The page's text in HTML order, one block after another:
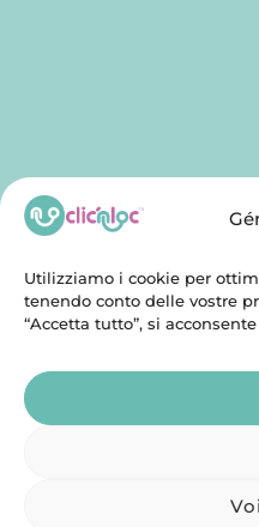
Utilizziamo i cookie per
tenendo conto delle vostre
“Accetta tutto”, si